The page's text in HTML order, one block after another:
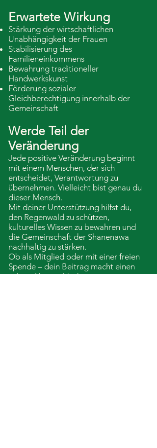
Erwartete Wirkung
Stärkung der wirtschaftlichen
Unabhängigkeit der Frauen
Stabilisierung des
Familieneinkommens
Bewahrung traditioneller
Handwerkskunst
Förderung sozialer
Gleichberechtigung innerhalb der
Gemeinschaft
Werde Teil der
Veränderung
Jede positive Veränderung beginnt
mit einem Menschen, der sich
entscheidet, Verantwortung zu
übernehmen. Vielleicht bist genau du
dieser Mensch.
Mit deiner Unterstützung hilfst du,
den Regenwald zu schützen,
kulturelles Wissen zu bewahren und
die Gemeinschaft der Shanenawa
nachhaltig zu stärken.
Ob als Mitglied oder mit einer freien
Spende – dein Beitrag macht einen
echten Unterschied.